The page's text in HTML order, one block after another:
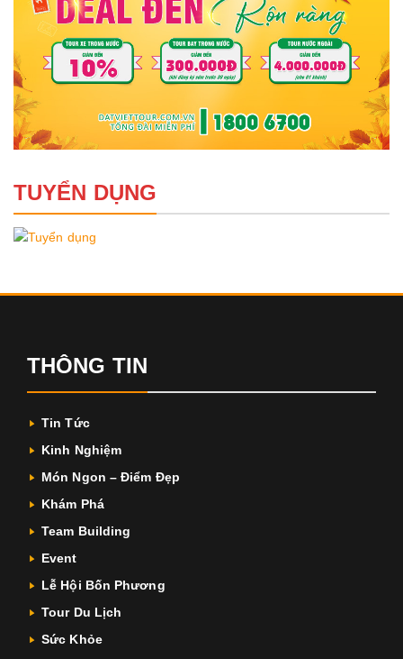
TUYỂN DỤNG
THÔNG TIN
Tin Tức
Kinh Nghiệm
Món Ngon – Điểm Đẹp
Khám Phá
Team Building
Event
Lễ Hội Bốn Phương
Tour Du Lịch
Sức Khỏe